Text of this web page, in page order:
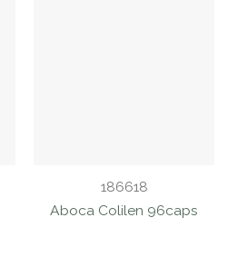
186618
Aboca Colilen 96caps